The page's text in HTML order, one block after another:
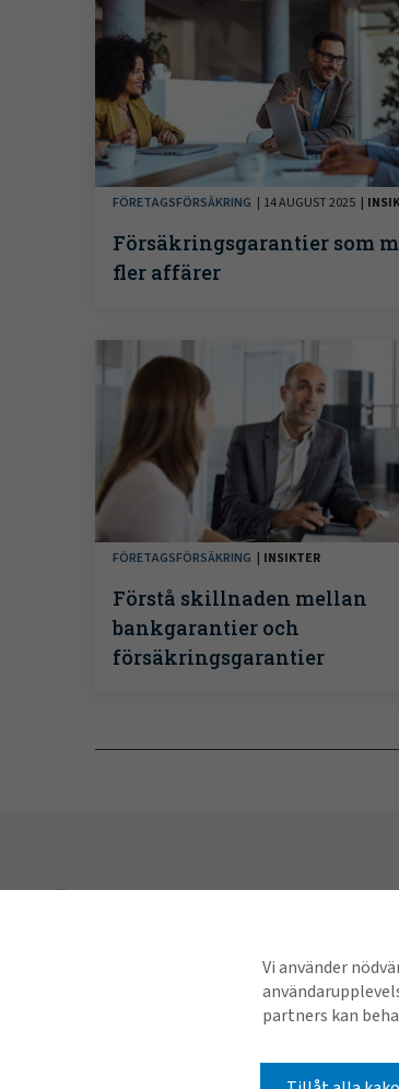
FÖRETAGSFÖRSÄKRING 14 AUGUST 2025
Försäkringsgarantier som
fler affärer
FÖRETAGSFÖRSÄKRING INSIKTER
Förstå skillnaden mellan
bankgarantier och
försäkringsgarantier
Vi använder
partners kan